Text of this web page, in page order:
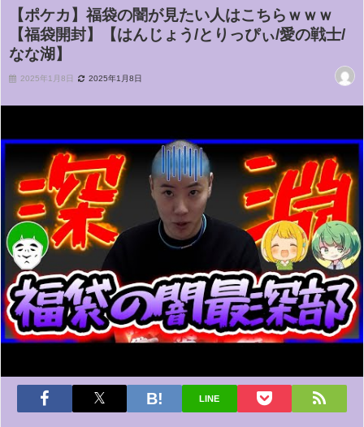
【ポケカ】福袋の闇が見たい人はこちらｗｗｗ
【福袋開封】【はんじょう/とりっぴぃ/愛の戦士/
なな湖】
2025年1月8日 2025年1月8日
LINE